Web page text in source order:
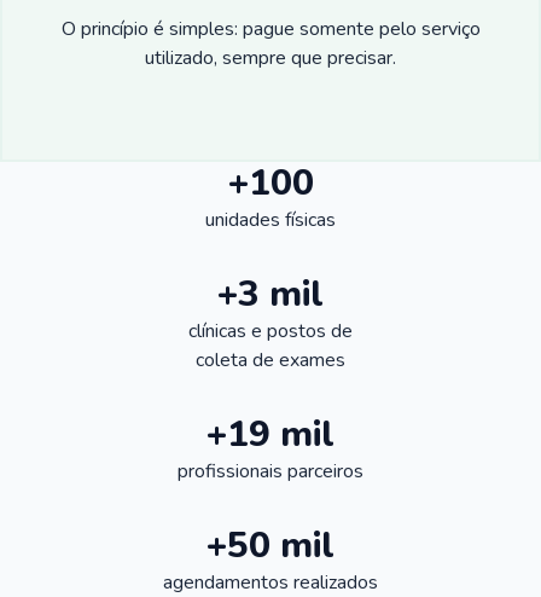
O princípio é simples: pague somente pelo serviço
utilizado, sempre que precisar.
+100
unidades físicas
+3 mil
clínicas e postos de
coleta de exames
+19 mil
profissionais parceiros
+50 mil
agendamentos realizados